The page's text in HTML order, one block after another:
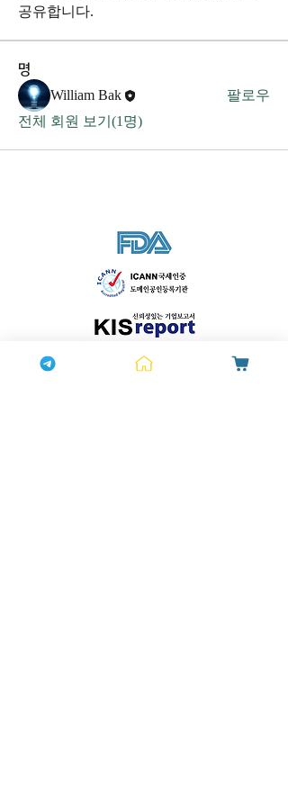
공유합니다.
명
William Bak
팔로우
전체 회원 보기(1명)